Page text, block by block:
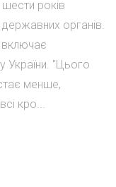
років
органів.
України. "Цього
менше,
кро...